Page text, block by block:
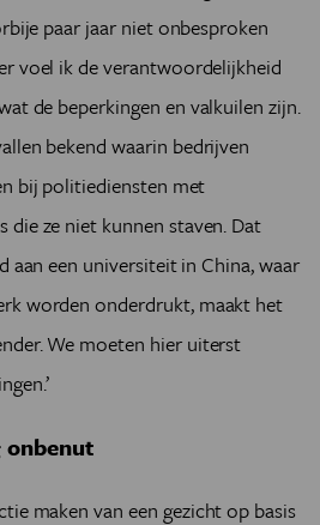
paar jaar niet onbesproken
voel ik de verantwoordelijkheid
de beperkingen en valkuilen zijn.
bekend waarin bedrijven
bij politiediensten met
ze niet kunnen staven. Dat
aan een universiteit in China, waar
worden onderdrukt, maakt het
We moeten hier uiterst
onbenut
maken van een gezicht op basis